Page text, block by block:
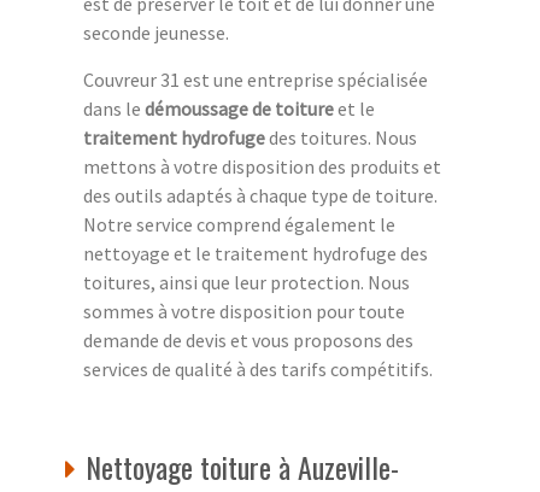
seconde jeunesse.
Couvreur 31 est une entreprise spécialisée
dans le démoussage de toitureet le
traitement hydrofugedes toitures. Nous
mettons à votre disposition des produits et
des outils adaptés à chaque type de toiture.
Notre service comprend également le
nettoyage et le traitement hydrofuge des
toitures, ainsi que leur protection. Nous
sommes à votre disposition pour toute
demande de devis et vous proposons des
services de qualité à des tarifs compétitifs.
Nettoyage toiture à Auzeville-